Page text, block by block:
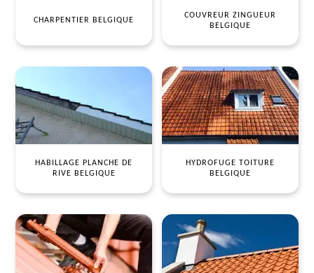
CHARPENTIER BELGIQUE
COUVREUR ZINGUEUR
BELGIQUE
HABILLAGE PLANCHE DE
RIVE BELGIQUE
HYDROFUGE TOITURE
BELGIQUE